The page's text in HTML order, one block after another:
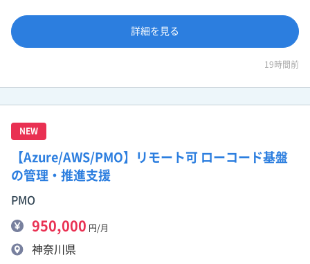
詳細を見る
19時間前
NEW
【Azure/AWS/PMO】リモート可 ローコード基盤
の管理・推進支援
PMO
950,000 円/月
神奈川県